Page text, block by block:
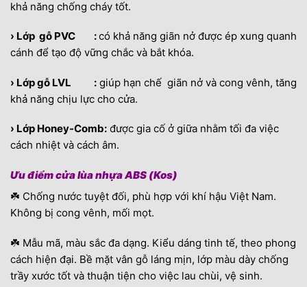
khả năng chống cháy tốt.
› Lớp gỗ PVC :có khả năng giãn nở được ép xung quanh
cánh để tạo độ vững chắc và bắt khóa.
› Lớp gỗ LVL : giúp hạn chế giãn nở và cong vênh, tăng
khả năng chịu lực cho cửa.
› Lớp Honey-Comb: được gia cố ở giữa nhằm tối đa việc
cách nhiệt và cách âm.
Ưu điểm cửa lùa nhựa ABS (Kos)
☘️ Chống nước tuyệt đối, phù hợp với khí hậu Việt Nam.
Không bị cong vênh, mối mọt.
☘️ Mẫu mã, màu sắc đa dạng. Kiểu dáng tinh tế, theo phong
cách hiện đại. Bề mặt vân gỗ láng mịn, lớp màu dày chống
trầy xước tốt và thuận tiện cho việc lau chùi, vệ sinh.